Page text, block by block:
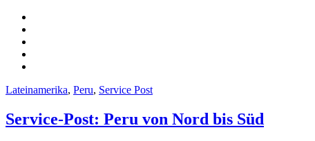
Lateinamerika, Peru, Service Post
Service-Post: Peru von Nord bis Süd